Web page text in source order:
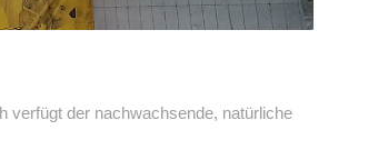
verfügt der nachwachsende, natürliche